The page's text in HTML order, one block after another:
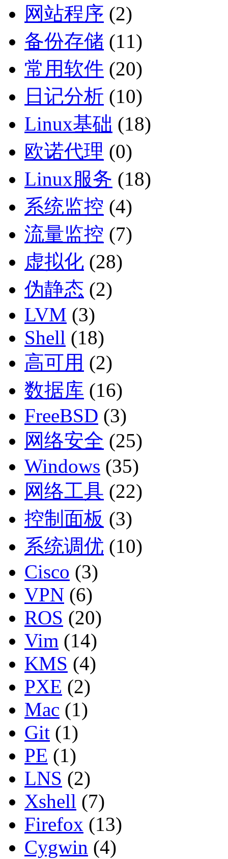
网站程序 (2)
备份存储 (11)
常用软件 (20)
日记分析 (10)
Linux基础 (18)
欧诺代理 (0)
Linux服务 (18)
系统监控 (4)
流量监控 (7)
虚拟化 (28)
伪静态 (2)
LVM (3)
Shell (18)
高可用 (2)
数据库 (16)
FreeBSD (3)
网络安全 (25)
Windows (35)
网络工具 (22)
控制面板 (3)
系统调优 (10)
Cisco (3)
VPN (6)
ROS (20)
Vim (14)
KMS (4)
PXE (2)
Mac (1)
Git (1)
PE (1)
LNS (2)
Xshell (7)
Firefox (13)
Cygwin (4)